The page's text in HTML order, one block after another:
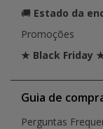
🚚 Estado da
Promoções
★ Black Friday
Guia de
Perguntas